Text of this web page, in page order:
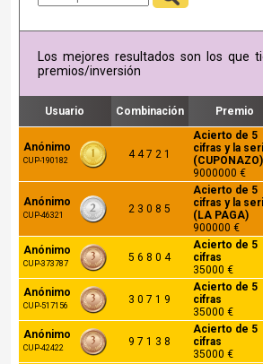
Los mejores resultados son los que
premios/inversión
Usuario Combinación Premio
Anónimo
CUP-190182 4 4 7 2 1
Acierto de 5
cifras y la
(CUPONAZO)
9000000 €
Anónimo
CUP-46321 2 3 0 8 5
Acierto de 5
cifras y la
(LA PAGA)
900000 €
Anónimo
CUP-373787 5 6 8 0 4
Acierto de 5
cifras
35000 €
Anónimo
CUP-517156 3 0 7 1 9
Acierto de 5
cifras
35000 €
Anónimo
CUP-42422 9 7 1 3 8
Acierto de 5
cifras
35000 €